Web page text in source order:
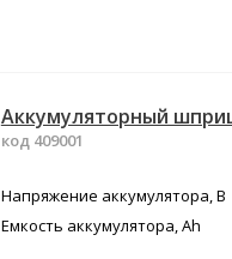
Аккумуляторный шприц
код 409001
Напряжение аккумулятора, В
Емкость аккумулятора, Ah